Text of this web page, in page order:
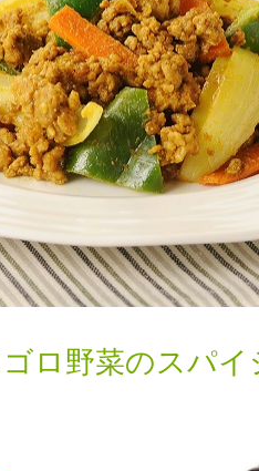
ロ野菜のスパイ